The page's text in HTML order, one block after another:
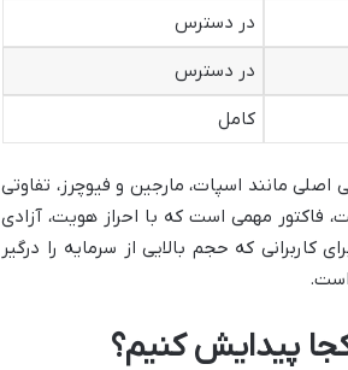
در دسترس
در دسترس
کامل
مانند اسپات، مارجین و فیوچرز، تفاوتی
مهمی است که با احراز هویت، آزادی
که حجم بالایی از سرمایه را درگیر
است.